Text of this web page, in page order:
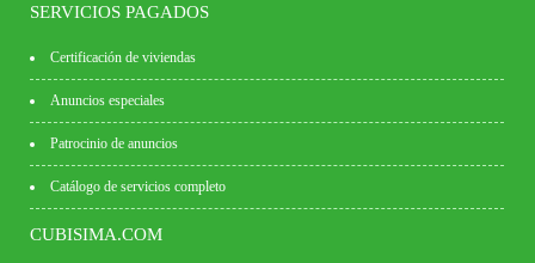
SERVICIOS PAGADOS
Certificación de viviendas
Anuncios especiales
Patrocinio de anuncios
Catálogo de servicios completo
CUBISIMA.COM